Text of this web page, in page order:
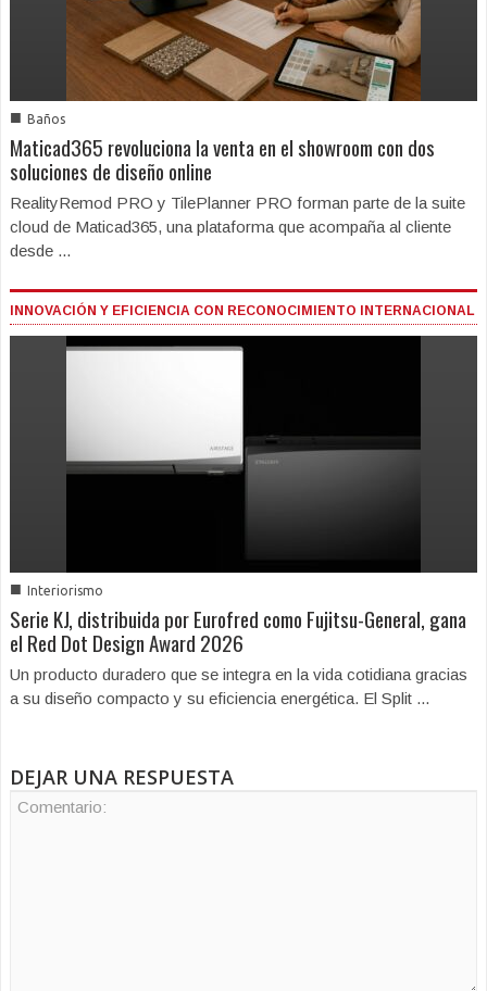
■ Baños
Maticad365 revoluciona la venta en el showroom con dos
soluciones de diseño online
RealityRemod PRO y TilePlanner PRO forman parte de la suite
cloud de Maticad365, una plataforma que acompaña al cliente
desde ...
INNOVACIÓN Y EFICIENCIA CON RECONOCIMIENTO INTERNACIONAL
■ Interiorismo
Serie KJ, distribuida por Eurofred como Fujitsu-General, gana
el Red Dot Design Award 2026
Un producto duradero que se integra en la vida cotidiana gracias
a su diseño compacto y su eficiencia energética. El Split ...
DEJAR UNA RESPUESTA